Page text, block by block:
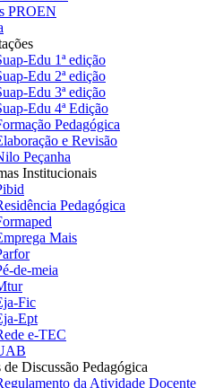
PROEN
Edu 1ª edição
Edu 2ª edição
Edu 3ª edição
Edu 4ª Edição
Pedagógica
e Revisão
Peçanha
Institucionais
Pedagógica
Mais
de-meia
Fic
Ept
e-TEC
Discussão Pedagógica
da Atividade Docente